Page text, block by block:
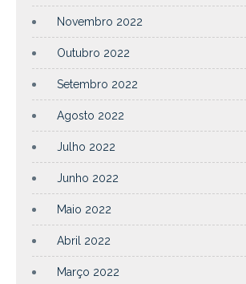
Novembro 2022
Outubro 2022
Setembro 2022
Agosto 2022
Julho 2022
Junho 2022
Maio 2022
Abril 2022
Março 2022